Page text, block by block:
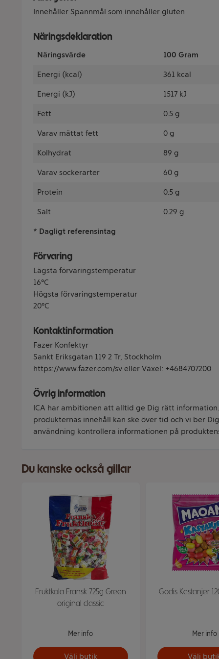
Innehåller Spannmål som innehåller gluten
Näringsdeklaration
Näringsvärde 100 Gram
Energi (kcal) 361 kcal
Energi (kJ) 1517 kJ
Fett 0.5 g
Varav mättat fett 0 g
Kolhydrat 89 g
Varav sockerarter 60 g
Protein 0.5 g
Salt 0.29 g
* Dagligt referensintag
Förvaring
Lägsta förvaringstemperatur
16°C
Högsta förvaringstemperatur
20°C
Kontaktinformation
Fazer Konfektyr
Sankt Eriksgatan 119 2 Tr, Stockholm
https://www.fazer.com/sv eller Växel: +4684707200
Övrig information
ICA har ambitionen att alltid ge Dig rätt
produkternas innehåll kan ske över tid och vi ber
användning kontrollera informationen på
Du kanske också gillar
Fruktkola Fransk 725g Green
original classic
Mer info
Välj butik
Godis Kastanjer
Mer info
Välj